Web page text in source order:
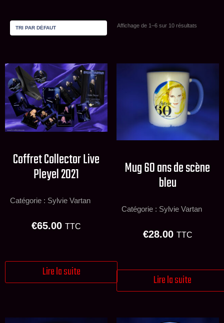
Affichage de 1–6 sur 10 résultats
Coffret Collector Live
Pleyel 2021
Catégorie : Sylvie Vartan
€65.00 TTC
Lire la suite
Mug 60 ans de scène
bleu
Catégorie : Sylvie Vartan
€28.00 TTC
Lire la suite